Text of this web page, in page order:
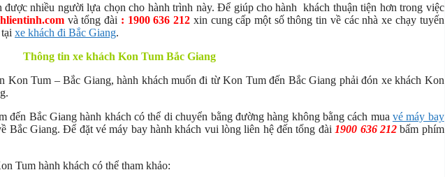
nhiều người lựa chọn cho hành trình này. Để giúp cho hành khách thuận tiện hơn trong việc
và tổng đài : 1900 636 212 xin cung cấp một số thông tin về các nhà xe chạy tuyến
xe khách đi Bắc Giang.
Thông tin xe khách Kon Tum Bắc Giang
Kon Tum – Bắc Giang, hành khách muốn đi từ Kon Tum đến Bắc Giang phải đón xe khách Kon
Bắc Giang hành khách có thể di chuyển bằng đường hàng không bằng cách mua vé máy bay
Bắc Giang. Để đặt vé máy bay hành khách vui lòng liên hệ đến tổng đài 1900 636 212bấm phím
Tum hành khách có thể tham khảo: